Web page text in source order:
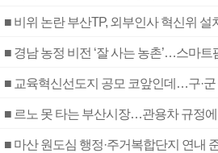
■ 비위 논란 부산TP, 외부인사 혁신위 설
■ 경남 농정 비전 ‘잘 사는 농촌’…스마
■ 교육혁신선도지 공모 코앞인데…구·군
■ 르노 못 타는 부산시장…관용차 규정
■ 마산 원도심 행정·주거복합단지 연내